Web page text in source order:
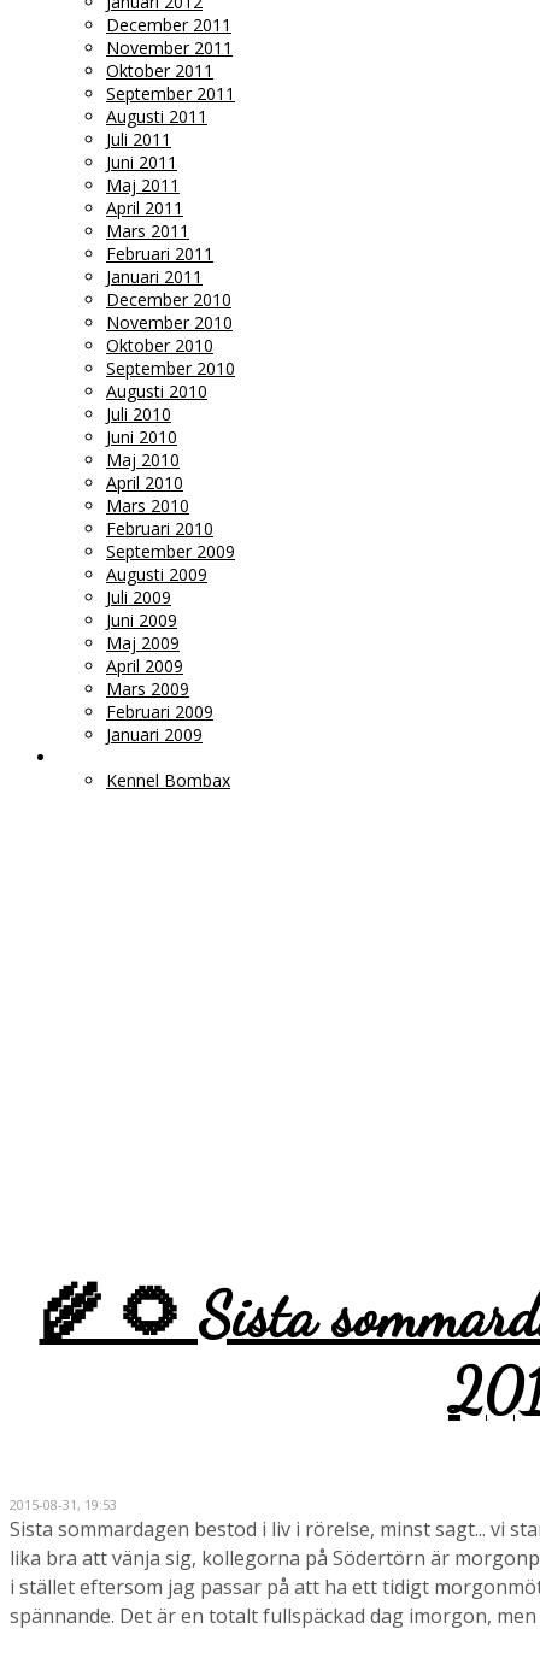
December 2011
November 2011
Oktober 2011
September 2011
Augusti 2011
Juli 2011
Juni 2011
Maj 2011
April 2011
Mars 2011
Februari 2011
Januari 2011
December 2010
November 2010
Oktober 2010
September 2010
Augusti 2010
Juli 2010
Juni 2010
Maj 2010
April 2010
Mars 2010
Februari 2010
September 2009
Augusti 2009
Juli 2009
Juni 2009
Maj 2009
April 2009
Mars 2009
Februari 2009
Januari 2009
Kennel Bombax
🌾 🌻 Sista
2015-08-31, 19:53
Sista sommardagen bestod i liv i rörelse, minst sagt... vi
lika bra att vänja sig, kollegorna på Södertörn är
i stället eftersom jag passar på att ha ett tidigt
spännande. Det är en totalt fullspäckad dag imorgon,